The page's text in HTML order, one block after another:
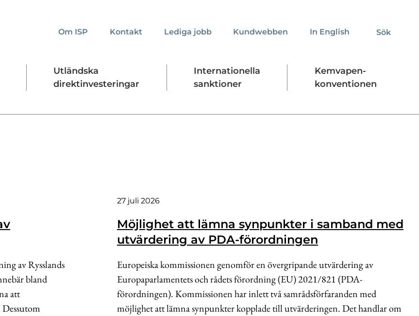
Presskontakt Forskningssäkerhet Regelverk
Om ISP Kontakt Lediga jobb Kundwebben In English Sök
Utländska
direktinvesteringar
Internationella
sanktioner
Kemvapen-
konventionen
av Rysslands
bland
att
27 juli 2026
Möjlighet att lämna synpunkter i samband med
utvärdering av PDA-förordningen
Europeiska kommissionen genomför en övergripande utvärdering av
Europaparlamentets och rådets förordning (EU) 2021/821 (PDA-
förordningen). Kommissionen har inlett två samrådsförfaranden med
möjlighet att lämna synpunkter kopplade till utvärderingen. Det handlar om